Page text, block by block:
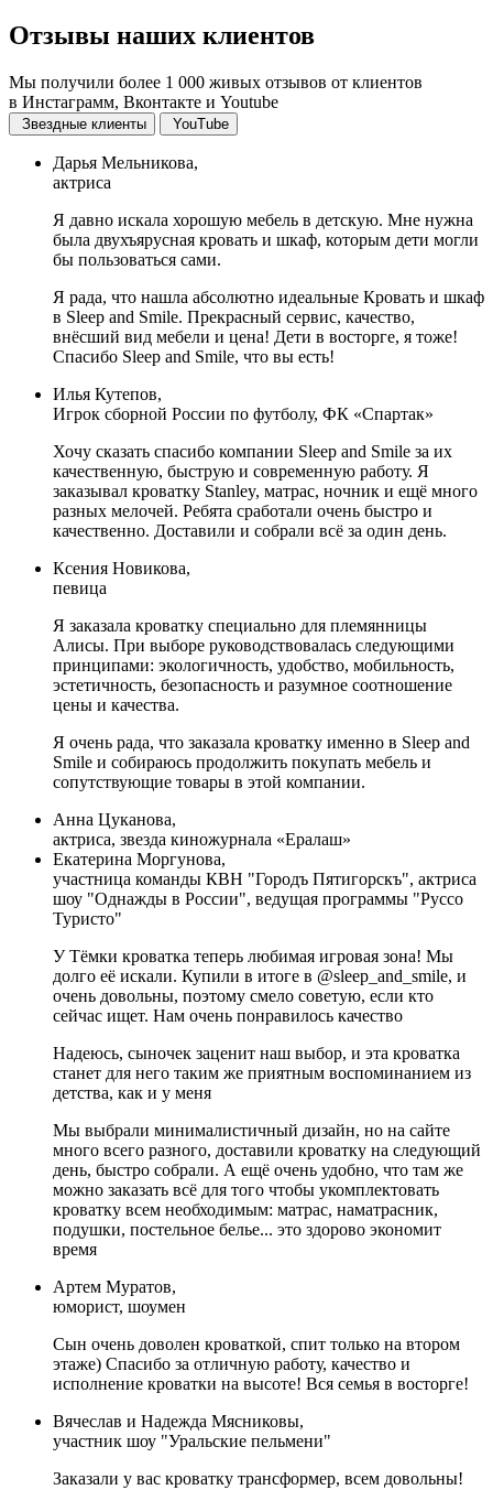
Отзывы наших клиентов
Мы получили более 1 000 живых отзывов от клиентов
в Инстаграмм, Вконтакте и Youtube
Звездные клиенты YouTube
Дарья Мельникова,
актриса
Я давно искала хорошую мебель в детскую. Мне нужна
была двухъярусная кровать и шкаф, которым дети могли
бы пользоваться сами.
Я рада, что нашла абсолютно идеальные Кровать и шкаф
в Sleep and Smile. Прекрасный сервис, качество,
внёсший вид мебели и цена! Дети в восторге, я тоже!
Спасибо Sleep and Smile, что вы есть!
Илья Кутепов,
Игрок сборной России по футболу, ФК «Спартак»
Хочу сказать спасибо компании Sleep and Smile за их
качественную, быструю и современную работу. Я
заказывал кроватку Stanley, матрас, ночник и ещё много
разных мелочей. Ребята сработали очень быстро и
качественно. Доставили и собрали всё за один день.
Ксения Новикова,
певица
Я заказала кроватку специально для племянницы
Алисы. При выборе руководствовалась следующими
принципами: экологичность, удобство, мобильность,
эстетичность, безопасность и разумное соотношение
цены и качества.
Я очень рада, что заказала кроватку именно в Sleep and
Smile и собираюсь продолжить покупать мебель и
сопутствующие товары в этой компании.
Анна Цуканова,
актриса, звезда киножурнала «Ералаш»
Екатерина Моргунова,
участница команды КВН "Городъ Пятигорскъ", актриса
шоу "Однажды в России", ведущая программы "Руссо
Туристо"
У Тёмки кроватка теперь любимая игровая зона! Мы
долго её искали. Купили в итоге в @sleep_and_smile, и
очень довольны, поэтому смело советую, если кто
сейчас ищет. Нам очень понравилось качество
Надеюсь, сыночек заценит наш выбор, и эта кроватка
станет для него таким же приятным воспоминанием из
детства, как и у меня
Мы выбрали минималистичный дизайн, но на сайте
много всего разного, доставили кроватку на следующий
день, быстро собрали. А ещё очень удобно, что там же
можно заказать всё для того чтобы укомплектовать
кроватку всем необходимым: матрас, наматрасник,
подушки, постельное белье... это здорово экономит
время
Артем Муратов,
юморист, шоумен
Сын очень доволен кроваткой, спит только на втором
этаже) Спасибо за отличную работу, качество и
исполнение кроватки на высоте! Вся семья в восторге!
Вячеслав и Надежда Мясниковы,
участник шоу "Уральские пельмени"
Заказали у вас кроватку трансформер, всем довольны!